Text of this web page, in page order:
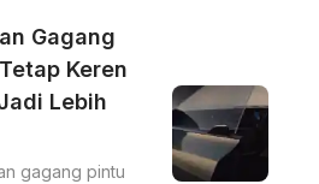
Gagang
Keren
Lebih
gagang pintu